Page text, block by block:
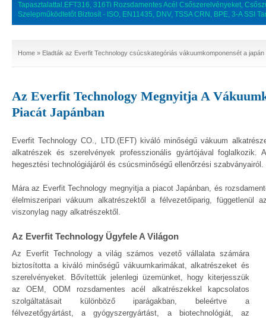
Tapasztalattal.EFT316, 316Ti Rozsdamentes Acél Csőszerelvényeket,
Szelepműködtetőt Biztosít - ISO, EN11435, DNV, TSSA CRN, BPE, 3-A SSI
Home » Eladták az Everfit Technology csúcskategóriás vákuumkomponensét a
Az Everfit Technology Megnyitja A
Piacát Japánban
Everfit Technology CO., LTD.(EFT) kiváló minőségű vákuum
alkatrészek és szerelvények professzionális gyártójával foglalkozik.
hegesztési technológiájáról és csúcsminőségű ellenőrzési szabványairól.
Mára az Everfit Technology megnyitja a piacot Japánban, és
élelmiszeripari vákuum alkatrészektől a félvezetőiparig, függetlenül
viszonylag nagy alkatrészektől.
Az Everfit Technology Ügyfele A Világon
Az Everfit Technology a világ számos vezető vállalata számára
biztosította a kiváló minőségű vákuumkarimákat, alkatrészeket és
szerelvényeket. Bővítettük jelenlegi üzemünket, hogy kiterjesszük
az OEM, ODM rozsdamentes acél alkatrészekkel kapcsolatos
szolgáltatásait különböző iparágakban, beleértve a
félvezetőgyártást, a gyógyszergyártást, a biotechnológiát, az